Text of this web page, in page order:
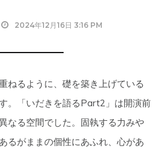
2024年12月16日 3:16 PM
ねるように、礎を築き上げている
。「いだきを語るPart2」は開演前
なる空間でした。固執する力みや
るがままの個性にあふれ、心があ